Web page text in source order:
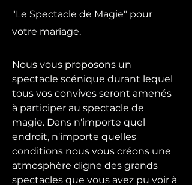
"Le Spectacle de Magie" pour
votre mariage.
Nous vous proposons un
spectacle scénique durant lequel
tous vos convives seront amenés
à participer au spectacle de
magie. Dans n'importe quel
endroit, n'importe quelles
conditions nous vous créons une
atmosphère digne des grands
spectacles que vous avez pu voir à